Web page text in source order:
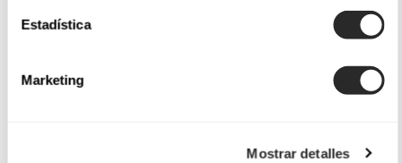
Estadística
Marketing
Mostrar detalles